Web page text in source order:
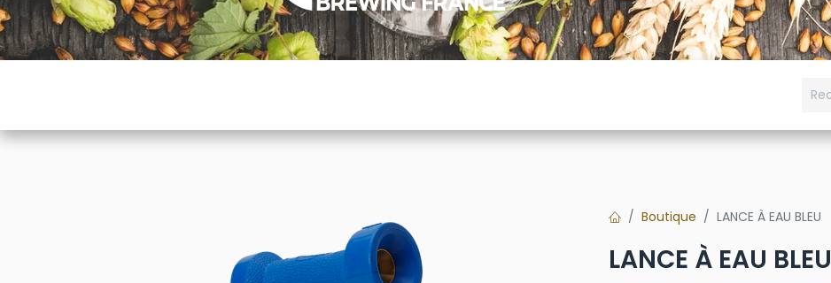
Boutique LANCE À EAU BLEU
LANCE À EAU BLEU